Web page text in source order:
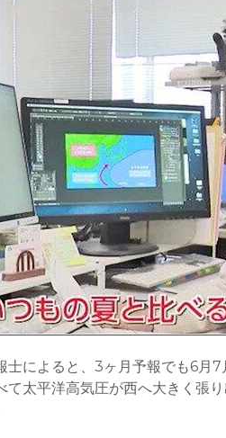
士によると、3ヶ月予報でも6月7
て太平洋高気圧が西へ大きく張